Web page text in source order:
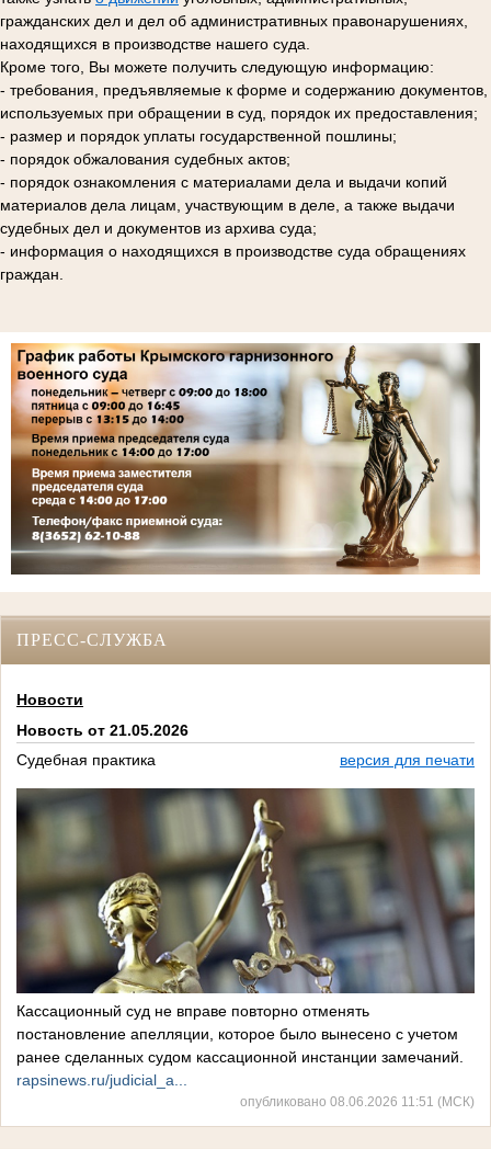
гражданских дел и дел об административных правонарушениях,
находящихся в производстве нашего суда.
Кроме того, Вы можете получить следующую информацию:
- требования, предъявляемые к форме и содержанию документов,
используемых при обращении в суд, порядок их предоставления;
- размер и порядок уплаты государственной пошлины;
- порядок обжалования судебных актов;
- порядок ознакомления с материалами дела и выдачи копий
материалов дела лицам, участвующим в деле, а также выдачи
судебных дел и документов из архива суда;
- информация о находящихся в производстве суда обращениях
граждан.
ПРЕСС-СЛУЖБА
Новости
Новость от 21.05.2026
Судебная практика
версия для печати
Кассационный суд не вправе повторно отменять
постановление апелляции, которое было вынесено с учетом
ранее сделанных судом кассационной инстанции замечаний.
rapsinews.ru/judicial_a...
опубликовано 08.06.2026 11:51 (МСК)